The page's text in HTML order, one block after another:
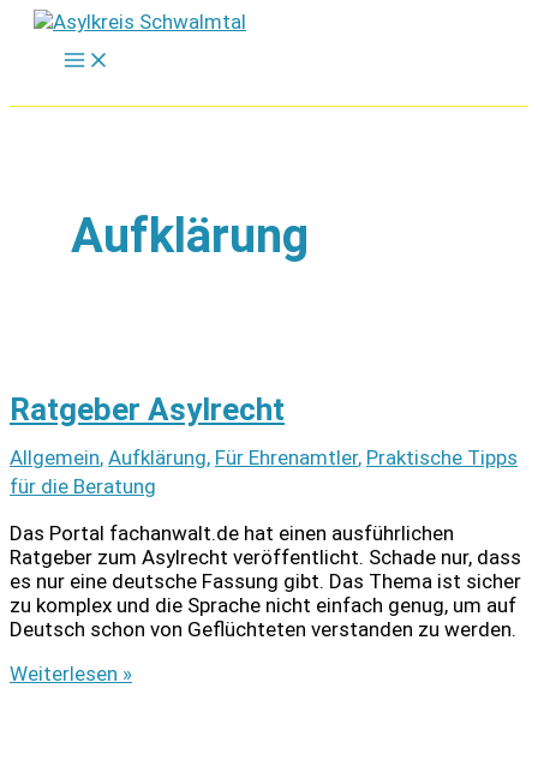
Zum
springen
Aufklärung
Ratgeber Asylrecht
Allgemein, Aufklärung, Für Ehrenamtler, Praktische Tipps
für die Beratung
Das Portal fachanwalt.de hat einen ausführlichen
Ratgeber zum Asylrecht veröffentlicht. Schade nur, dass
es nur eine deutsche Fassung gibt. Das Thema ist sicher
zu komplex und die Sprache nicht einfach genug, um auf
Deutsch schon von Geflüchteten verstanden zu werden.
Ratgeber
Weiterlesen »